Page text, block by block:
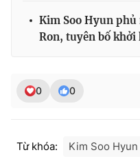
Kim Soo Hyun phủ
Ron, tuyên bố khởi
0 0
Từ khóa: Kim Soo Hyun